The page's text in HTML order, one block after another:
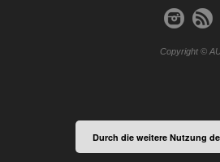
Copyright ©
Durch die weitere Nutzung